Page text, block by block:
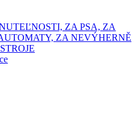
ZA PSA, ZA
ZA NEVÝHERNĚ